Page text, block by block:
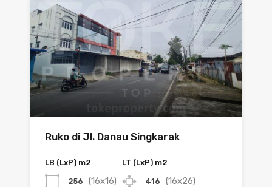
Ruko di Jl. Danau Singkarak
LB (LxP) m2
256 (16x16)
LT (LxP) m2
416 (16x26)